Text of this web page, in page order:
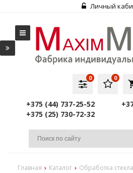
Личный
0
0
+375 (44) 737-25-52
+375 (25) 730-72-32
Главная Каталог Обработка стекла